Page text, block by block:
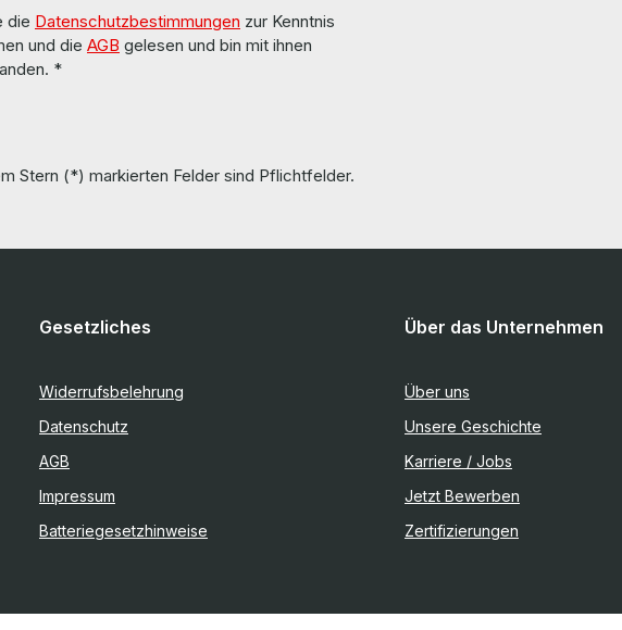
die Datenschutzbestimmungen zur Kenntnis
und die AGB gelesen und bin mit ihnen
*
Stern (*) markierten Felder sind Pflichtfelder.
Gesetzliches
Widerrufsbelehrung
Datenschutz
AGB
Impressum
Batteriegesetzhinweise
Über das Unternehmen
Über uns
Unsere Geschichte
Karriere / Jobs
Jetzt Bewerben
Zertifizierungen